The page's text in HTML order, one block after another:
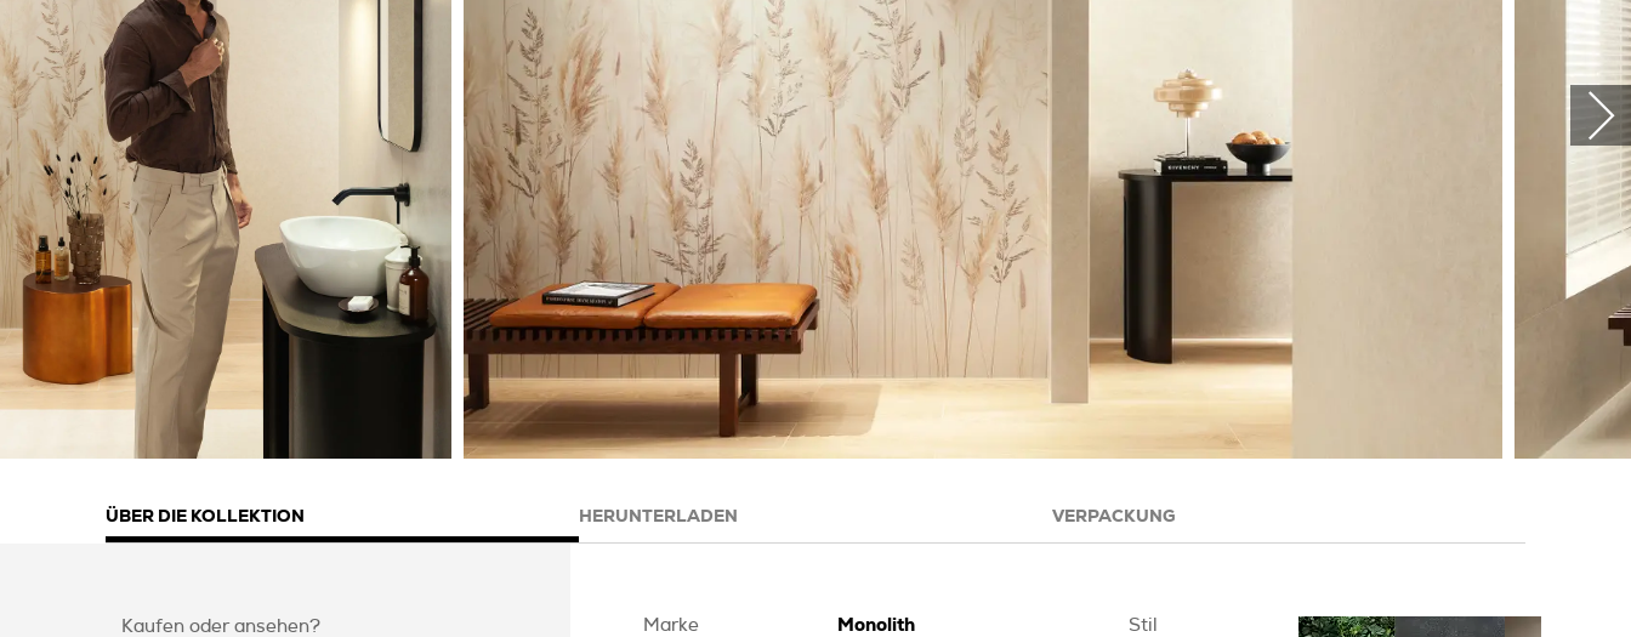
ÜBER DIE KOLLEKTION HERUNTERLADEN VERPACKUNG
Kaufen oder ansehen? Marke Monolith Stil